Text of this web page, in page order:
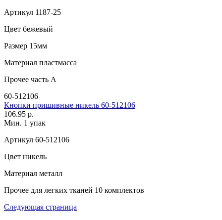
Артикул 1187-25
Цвет бежевый
Размер 15мм
Материал пластмасса
Прочее часть А
60-512106
Кнопки пришивные никель 60-512106
106.95 р.
Мин. 1 упак
Артикул 60-512106
Цвет никель
Материал металл
Прочее для легких тканей 10 комплектов
Следующая страница